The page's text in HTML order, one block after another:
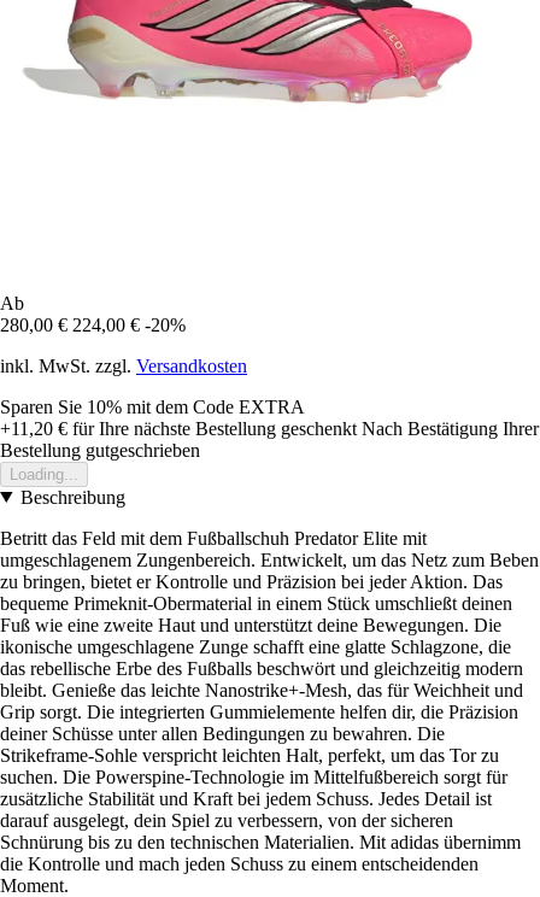
Ab
280,00 € 224,00 € -20%
inkl. MwSt. zzgl. Versandkosten
Sparen Sie 10% mit dem Code EXTRA
+11,20 € für Ihre nächste Bestellung geschenkt Nach Bestätigung Ihrer
Bestellung gutgeschrieben
Loading...
Beschreibung
Betritt das Feld mit dem Fußballschuh Predator Elite mit
umgeschlagenem Zungenbereich. Entwickelt, um das Netz zum Beben
zu bringen, bietet er Kontrolle und Präzision bei jeder Aktion. Das
bequeme Primeknit-Obermaterial in einem Stück umschließt deinen
Fuß wie eine zweite Haut und unterstützt deine Bewegungen. Die
ikonische umgeschlagene Zunge schafft eine glatte Schlagzone, die
das rebellische Erbe des Fußballs beschwört und gleichzeitig modern
bleibt. Genieße das leichte Nanostrike+-Mesh, das für Weichheit und
Grip sorgt. Die integrierten Gummielemente helfen dir, die Präzision
deiner Schüsse unter allen Bedingungen zu bewahren. Die
Strikeframe-Sohle verspricht leichten Halt, perfekt, um das Tor zu
suchen. Die Powerspine-Technologie im Mittelfußbereich sorgt für
zusätzliche Stabilität und Kraft bei jedem Schuss. Jedes Detail ist
darauf ausgelegt, dein Spiel zu verbessern, von der sicheren
Schnürung bis zu den technischen Materialien. Mit adidas übernimm
die Kontrolle und mach jeden Schuss zu einem entscheidenden
Moment.